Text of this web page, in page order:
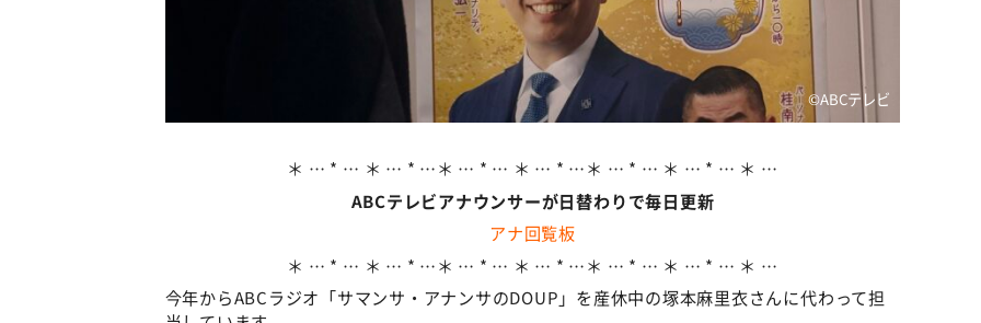
©️ABCテレビ
＊ … * … ＊ … * …＊ … * … ＊ … * …＊ … * … ＊ … * … ＊ …
ABCテレビアナウンサーが日替わりで毎日更新
アナ回覧板
＊ … * … ＊ … * …＊ … * … ＊ … * …＊ … * … ＊ … * … ＊ …
今年からABCラジオ「サマンサ・アナンサのDOUP」を産休中の塚本麻里衣さんに代わって担